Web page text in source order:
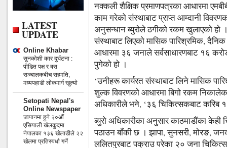
LATEST
UPDATE
Online Khabar
सुनकोशी कार दुर्घटना :
पीडित पक्ष र बस
सञ्चालकबीच सहमति,
मध्यपहाडी लोकमार्ग खुल्यो
Setopati Nepal's
Online Newspaper
जापानमा हुने २०औं
एसियाली खेलकुदमा
नेपालका १३६ खेलाडीले २२
खेलमा प्रतिस्पर्धा गर्ने
नक्कली शैक्षिक प्रमाणपत्रका आधारमा
काम गरेको संस्थाबाट प्राप्त आम्दानी
अनुसन्धान ब्युरोले ठगीको रकम खुलाएको
संस्थाबाट लिएको मासिक पारिश्रमिक,
आधारमा ३६ जनाले सर्वसाधारणबाट १६ करोड
पुगेको हो ।
‘उनीहरू कार्यरत संस्थाबाट लिने मासिक
शुल्क विवरणको आधारमा बिगो रकम
अधिकारीले भने, ‘३६ चिकित्सकबाट करिब
ब्युरो अधिकारीका अनुसार काठमाडौंका
पठाउन बाँकी छ । झापा, सुनसरी, मोरङ,
ललितपुरबाट पक्राउ परेका २० जना